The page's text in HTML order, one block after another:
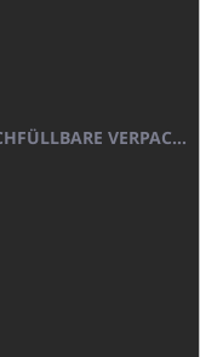
KÖRPERLOTION 1L OLIVIA THINKS (NACHFÜLLBARE VERPACKUNG)